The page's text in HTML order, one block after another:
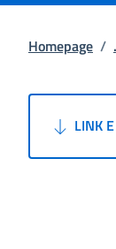
Homepage /
LINK